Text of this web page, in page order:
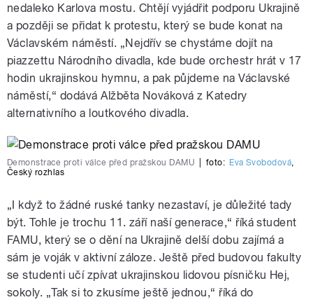
nedaleko Karlova mostu. Chtějí vyjádřit podporu Ukrajině
a později se přidat k protestu, který se bude konat na
Václavském náměstí. „Nejdřív se chystáme dojít na
piazzettu Národního divadla, kde bude orchestr hrát v 17
hodin ukrajinskou hymnu, a pak půjdeme na Václavské
náměstí,“ dodává Alžběta Nováková z Katedry
alternativního a loutkového divadla.
Demonstrace proti válce před pražskou DAMU foto: Eva Svobodová
Český rozhlas
„I když to žádné ruské tanky nezastaví, je důležité tady
být. Tohle je trochu 11. září naší generace,“ říká student
FAMU, který se o dění na Ukrajině delší dobu zajímá a
sám je voják v aktivní záloze. Ještě před budovou fakulty
se studenti učí zpívat ukrajinskou lidovou písničku Hej,
sokoly. „Tak si to zkusíme ještě jednou,“ říká do